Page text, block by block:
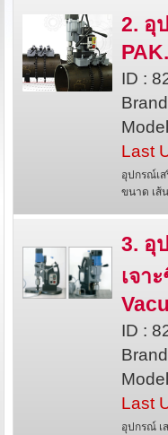
2. อุ
ID :
Last
อุปกรณ์เ
ขนาด เส้
3. อุ
เจา
ID :
Last
อุปกรณ์ เ